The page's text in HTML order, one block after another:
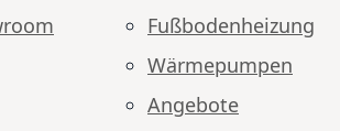
Fußbodenheizung
Wärmepumpen
Angebote